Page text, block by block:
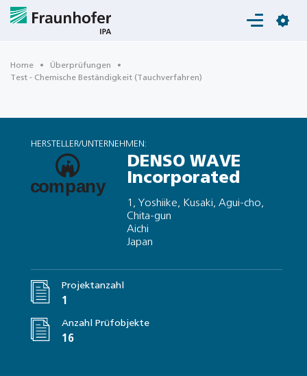
Login
Home
Überprüfungen
Test - Chemische Beständigkeit (Tauchverfahren)
HERSTELLER/UNTERNEHMEN:
DENSO WAVE
Incorporated
1, Yoshiike, Kusaki, Agui-cho,
Chita-gun
Aichi
Japan
Projektanzahl
1
Anzahl Prüfobjekte
16